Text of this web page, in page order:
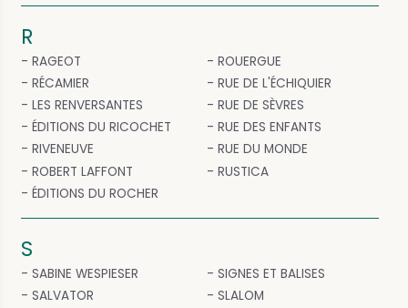
R
RAGEOT
RÉCAMIER
LES RENVERSANTES
ÉDITIONS DU RICOCHET
RIVENEUVE
ROBERT LAFFONT
ÉDITIONS DU ROCHER
ROUERGUE
RUE DE L'ÉCHIQUIER
RUE DE SÈVRES
RUE DES ENFANTS
RUE DU MONDE
RUSTICA
S
SABINE WESPIESER
SALVATOR
SIGNES ET BALISES
SLALOM